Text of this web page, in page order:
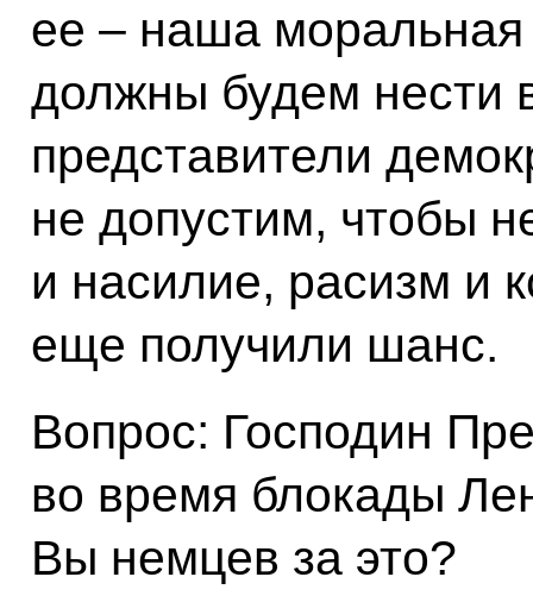
ее – наша
должны будем нести
представители
не допустим, чтобы
и насилие, расизм и
еще получили шанс.
Вопрос: Господин
во время блокады
Вы немцев за это?